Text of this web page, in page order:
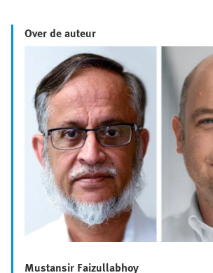
Over de auteur
Mustansir Faizullabhoy